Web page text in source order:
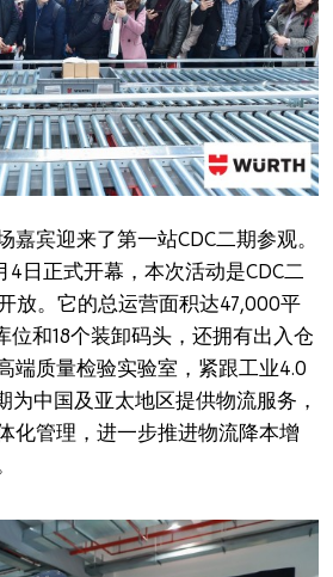
嘉宾迎来了第一站CDC二期参观。
4日正式开幕，本次活动是CDC二
放。它的总运营面积达47,000平
位和18个装卸码头，还拥有出入仓
端质量检验实验室，紧跟工业4.0
为中国及亚太地区提供物流服务，
化管理，进一步推进物流降本增